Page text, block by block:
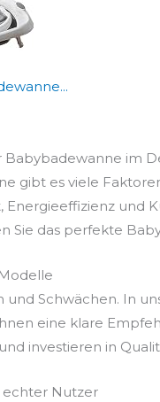
Babybadewanne im
gibt es viele
und
Sie das perfekte
und Schwächen. In
eine klare
investieren in
Nutzer